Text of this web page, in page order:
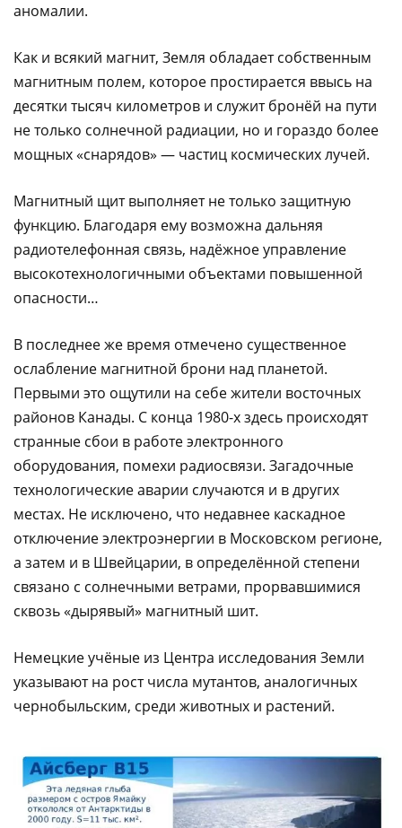
аномалии.
Как и всякий магнит, Земля обладает собственным
магнитным полем, которое простирается ввысь на
десятки тысяч километров и служит бронёй на пути
не только солнечной радиации, но и гораздо более
мощных «снарядов» — частиц космических лучей.
Магнитный щит выполняет не только защитную
функцию. Благодаря ему возможна дальняя
радиотелефонная связь, надёжное управление
высокотехнологичными объектами повышенной
опасности…
В последнее же время отмечено существенное
ослабление магнитной брони над планетой.
Первыми это ощутили на себе жители восточных
районов Канады. С конца 1980-х здесь происходят
странные сбои в работе электронного
оборудования, помехи радиосвязи. Загадочные
технологические аварии случаются и в других
местах. Не исключено, что недавнее каскадное
отключение электроэнергии в Московском регионе,
а затем и в Швейцарии, в определённой степени
связано с солнечными ветрами, прорвавшимися
сквозь «дырявый» магнитный шит.
Немецкие учёные из Центра исследования Земли
указывают на рост числа мутантов, аналогичных
чернобыльским, среди животных и растений.